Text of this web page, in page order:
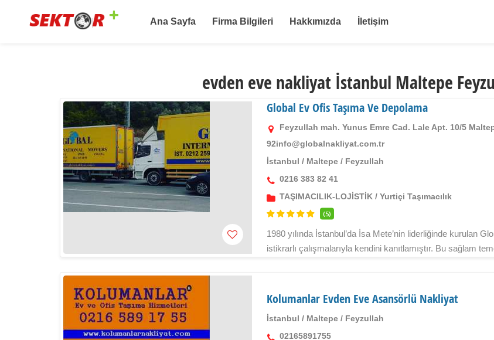
Ana Sayfa Firma Bilgileri Hakkımızda İletişim
evden eve nakliyat İstanbul Maltepe
Global Ev Ofis Taşıma Ve Depolama
Feyzullah mah. Yunus Emre Cad. Lale Apt. 10/5
92info@globalnakliyat.com.tr
İstanbul / Maltepe / Feyzullah
0216 383 82 41
TAŞIMACILIK-LOJİSTİK /Yurtiçi Taşımacılık
(5)
1980 yılında İstanbul’da İsa Mete’nin liderliğinde kurulan
istikrarlı çalışmalarıyla kendini kanıtlamıştır. Bu sağlam
Kolumanlar Evden Eve Asansörlü Nakliyat
İstanbul / Maltepe / Feyzullah
02165891755